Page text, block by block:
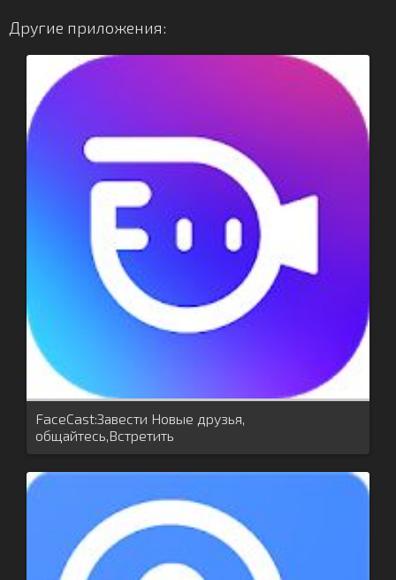
Другие приложения:
FaceCast:Завести Новые друзья,
общайтесь,Встретить